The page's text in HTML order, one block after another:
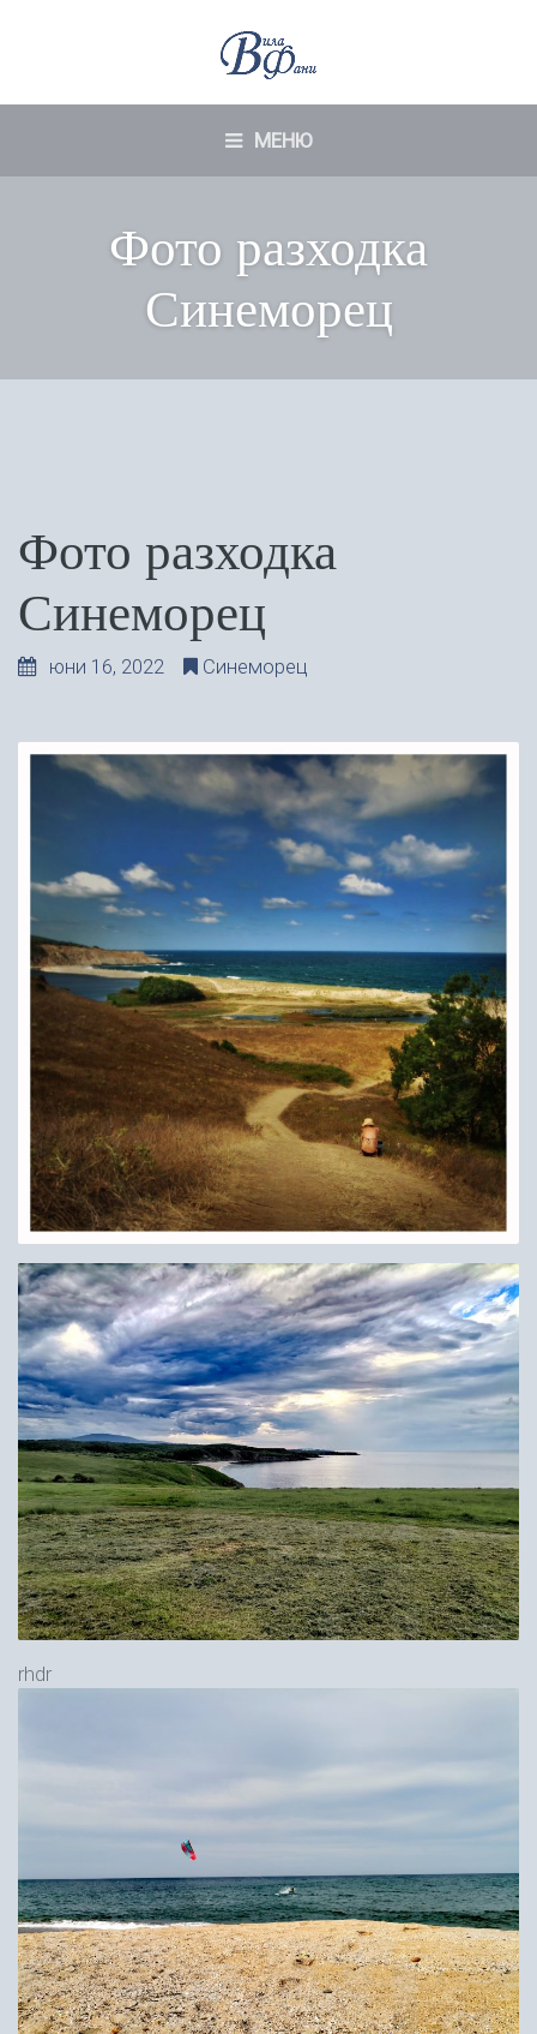
МЕНЮ
Фото разходка
Синеморец
Фото разходка
Синеморец
юни 16, 2022 Синеморец
rhdr